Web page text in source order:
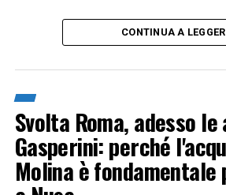
CONTINUA A
Svolta Roma, adesso
Gasperini: perché
Molina è